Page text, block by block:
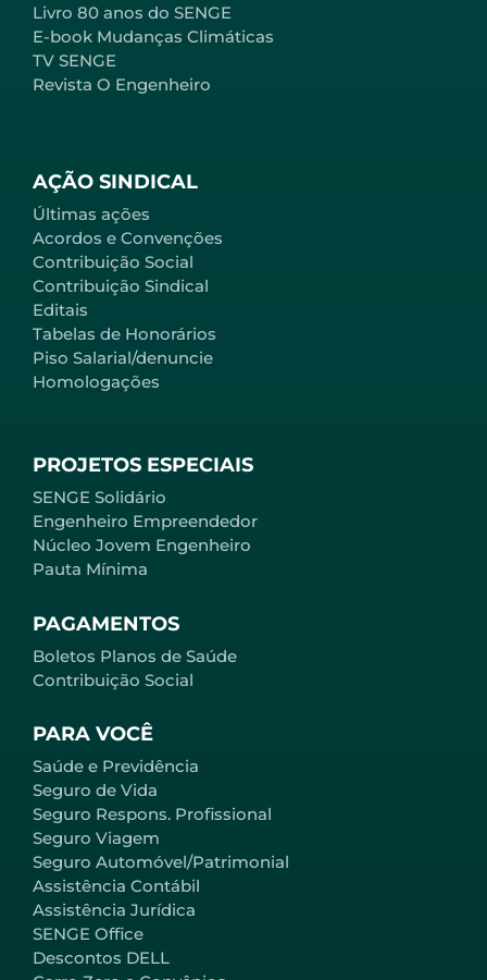
PARA VOCÊ
Saúde e Previdência
Seguro de Vida
Seguro Respons. Profissional
Seguro Viagem
Seguro Automóvel/Patrimonial
Assistência Contábil
Assistência Jurídica
SENGE Office
Descontos DELL
AÇÃO SINDICAL
Últimas ações
Acordos e Convenções
Contribuição Social
Contribuição Sindical
Editais
Tabelas de Honorários
Piso Salarial/denuncie
Homologações
PROJETOS ESPECIAIS
SENGE Solidário
Engenheiro Empreendedor
Núcleo Jovem Engenheiro
Pauta Mínima
PAGAMENTOS
Boletos Planos de Saúde
Contribuição Social
Livro 80 anos do SENGE
E-book Mudanças Climáticas
TV SENGE
Revista O Engenheiro